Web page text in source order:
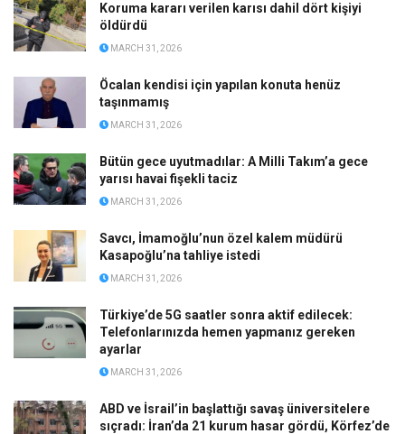
Koruma kararı verilen karısı dahil dört kişiyi
öldürdü
MARCH 31, 2026
Öcalan kendisi için yapılan konuta henüz
taşınmamış
MARCH 31, 2026
Bütün gece uyutmadılar: A Milli Takım’a gece
yarısı havai fişekli taciz
MARCH 31, 2026
Savcı, İmamoğlu’nun özel kalem müdürü
Kasapoğlu’na tahliye istedi
MARCH 31, 2026
Türkiye’de 5G saatler sonra aktif edilecek:
Telefonlarınızda hemen yapmanız gereken
ayarlar
MARCH 31, 2026
ABD ve İsrail’in başlattığı savaş üniversitelere
sıçradı: İran’da 21 kurum hasar gördü, Körfez’de